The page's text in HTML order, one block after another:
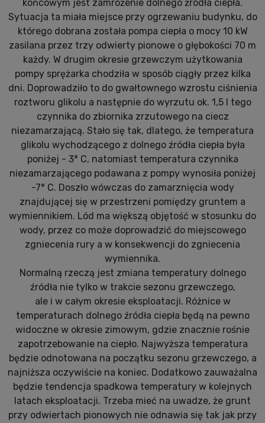
końcowym jest zamrożenie dolnego źródła ciepła.
Sytuacja ta miała miejsce przy ogrzewaniu budynku, do
którego dobrana została pompa ciepła o mocy 10 kW
zasilana przez trzy odwierty pionowe o głębokości 70 m
każdy. W drugim okresie grzewczym użytkowania
pompy sprężarka chodziła w sposób ciągły przez kilka
dni. Doprowadziło to do gwałtownego wzrostu ciśnienia
roztworu glikolu a następnie do wyrzutu ok. 1,5 l tego
czynnika do zbiornika zrzutowego na ciecz
niezamarzającą. Stało się tak, dlatego, że temperatura
glikolu wychodzącego z dolnego źródła ciepła była
poniżej - 3° C, natomiast temperatura czynnika
niezamarzającego podawana z pompy wynosiła poniżej
-7° C. Doszło wówczas do zamarznięcia wody
znajdującej się w przestrzeni pomiędzy gruntem a
wymiennikiem. Lód ma większą objętość w stosunku do
wody, przez co może doprowadzić do miejscowego
zgniecenia rury a w konsekwencji do zgniecenia
wymiennika.
Normalną rzeczą jest zmiana temperatury dolnego
źródła nie tylko w trakcie sezonu grzewczego,
ale i w całym okresie eksploatacji. Różnice w
temperaturach dolnego źródła ciepła będą na pewno
widoczne w okresie zimowym, gdzie znacznie rośnie
zapotrzebowanie na ciepło. Najwyższa temperatura
będzie odnotowana na początku sezonu grzewczego, a
najniższa oczywiście na koniec. Dodatkowo zauważalna
będzie tendencja spadkowa temperatury w kolejnych
latach eksploatacji. Trzeba mieć na uwadze, że grunt
przy odwiertach pionowych nie odnawia się tak jak przy